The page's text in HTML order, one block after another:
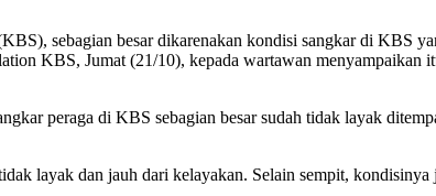
sebagian besar dikarenakan kondisi sangkar di KBS
KBS, Jumat (21/10), kepada wartawan menyampaikan
peraga di KBS sebagian besar sudah tidak layak
layak dan jauh dari kelayakan. Selain sempit,